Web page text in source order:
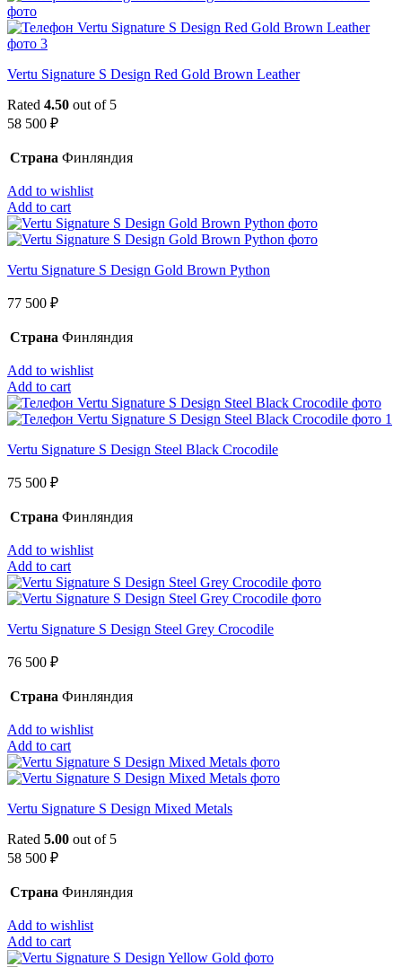
Vertu Signature S Design Red Gold Brown Leather
Rated 4.50 out of 5
58 500 ₽
Страна Финляндия
Add to wishlist
Add to cart
Vertu Signature S Design Gold Brown Python
77 500 ₽
Страна Финляндия
Add to wishlist
Add to cart
Vertu Signature S Design Steel Black Crocodile
75 500 ₽
Страна Финляндия
Add to wishlist
Add to cart
Vertu Signature S Design Steel Grey Crocodile
76 500 ₽
Страна Финляндия
Add to wishlist
Add to cart
Vertu Signature S Design Mixed Metals
Rated 5.00 out of 5
58 500 ₽
Страна Финляндия
Add to wishlist
Add to cart